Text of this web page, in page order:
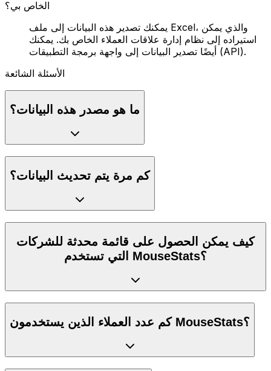
الخاص بي؟
يمكنك تصدير هذه البيانات إلى ملف Excel، والذي يمكن
استيراده إلى نظام إدارة علاقات العملاء الخاص بك. يمكنك
أيضًا تصدير البيانات إلى واجهة برمجة التطبيقات (API).
الأسئلة الشائعة
ما هو مصدر هذه البيانات؟
كم مرة يتم تحديث البيانات؟
كيف يمكن الحصول على قائمة محدثة للشركات
التي تستخدم MouseStats؟
كم عدد العملاء الذين يستخدمون MouseStats؟